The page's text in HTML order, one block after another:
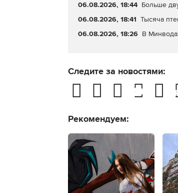
06.08.2026, 18:44 Больше
06.08.2026, 18:41 Тысяча
06.08.2026, 18:26 В
Следите за новостями:
Рекомендуем: